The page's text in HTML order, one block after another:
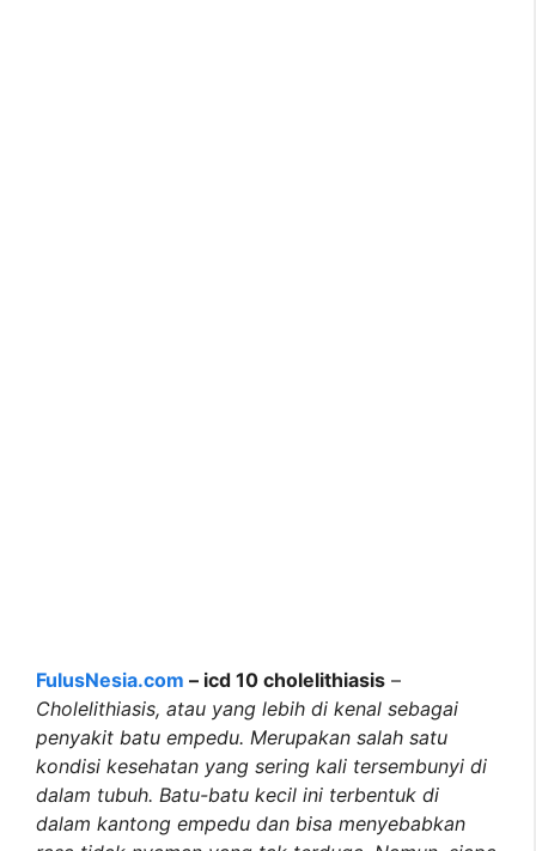
FulusNesia.com – icd 10 cholelithiasis –
Cholelithiasis, atau yang lebih di kenal sebagai
penyakit batu empedu. Merupakan salah satu
kondisi kesehatan yang sering kali tersembunyi di
dalam tubuh. Batu-batu kecil ini terbentuk di
dalam kantong empedu dan bisa menyebabkan